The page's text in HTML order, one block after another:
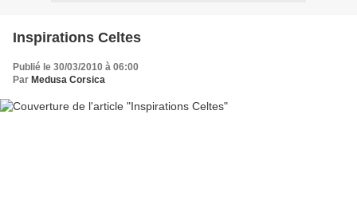
Inspirations Celtes
Publié le 30/03/2010 à 06:00
Par Medusa Corsica